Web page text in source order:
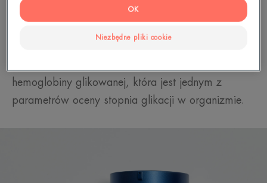
prawidłowe funkcjonowanie naczyń krwionośnych,
hemoglobiny glikowanej, która jest jednym z
parametrów oceny stopnia glikacji w organizmie.
Niezbędne pliki cookie
OK